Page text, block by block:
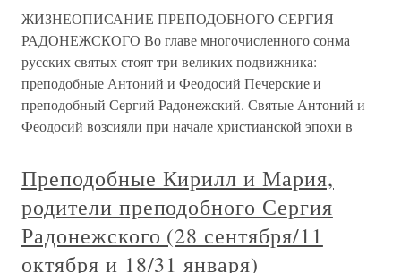
ЖИЗНЕОПИСАНИЕ ПРЕПОДОБНОГО СЕРГИЯ
РАДОНЕЖСКОГО Во главе многочисленного сонма
русских святых стоят три великих подвижника:
преподобные Антоний и Феодосий Печерские и
преподобный Сергий Радонежский. Святые Антоний и
Феодосий возсияли при начале христианской эпохи в
Преподобные Кирилл и Мария,
родители преподобного Сергия
Радонежского (28 сентября/11
октября и 18/31 января)